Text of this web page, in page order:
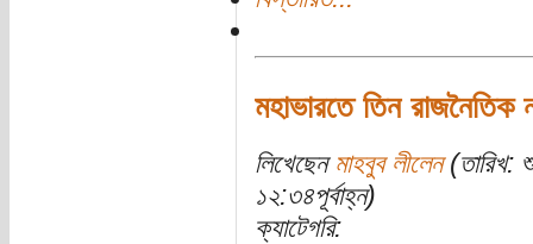
মহাভারতে তিন
লিখেছেন মাহবুব লীলেন(তারিখ:
১২:৩৪পূর্বাহ্ন)
ক্যাটেগরি: